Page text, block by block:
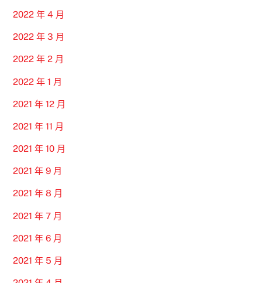
2022 年 4 月
2022 年 3 月
2022 年 2 月
2022 年 1 月
2021 年 12 月
2021 年 11 月
2021 年 10 月
2021 年 9 月
2021 年 8 月
2021 年 7 月
2021 年 6 月
2021 年 5 月